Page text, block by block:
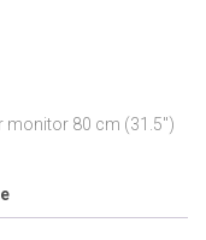
monitor 80 cm (31.5″)